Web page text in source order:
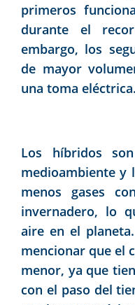
primeros
durante el
embargo, los
de mayor
una toma eléctrica.
Los híbridos
medioambiente y
menos gases
invernadero, lo
aire en el
mencionar que el
menor, ya que
con el paso del